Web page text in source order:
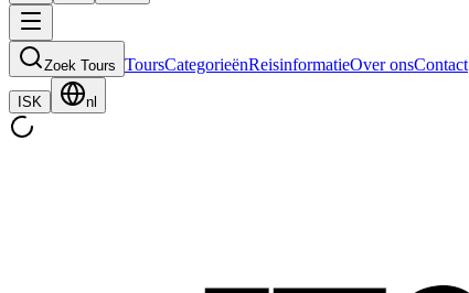
Zoek Tours ToursCategorieënReisinformatieOver onsContact
ISK nl